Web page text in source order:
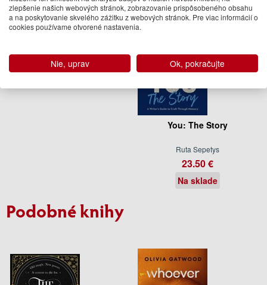
You: The Story
Ruta Sepetys
23.50 €
Na sklade
Podobné knihy
zlepšenie našich webových stránok, zobrazovanie prispôsobeného obsahu
a na poskytovanie skvelého zážitku z webových stránok. Pre viac informácií o
cookies používame otvorené nastavenia.
Nie, uprav Ok, pokračujte